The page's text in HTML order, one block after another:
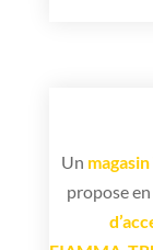
Un magasin
propose